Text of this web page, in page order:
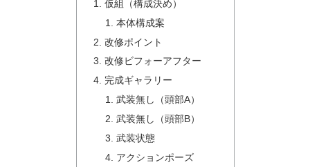
仮組（構成決め）
本体構成案
改修ポイント
改修ビフォーアフター
完成ギャラリー
武装無し（頭部A）
武装無し（頭部B）
武装状態
アクションポーズ